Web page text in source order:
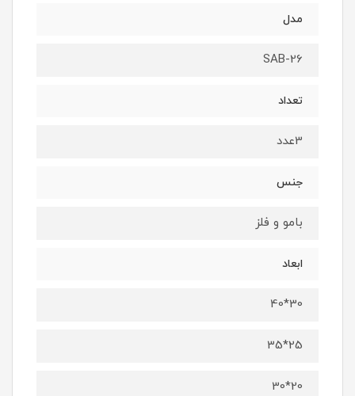
مدل
SAB-26
تعداد
3عدد
جنس
بامو و فلز
ابعاد
30*40
25*35
20*30